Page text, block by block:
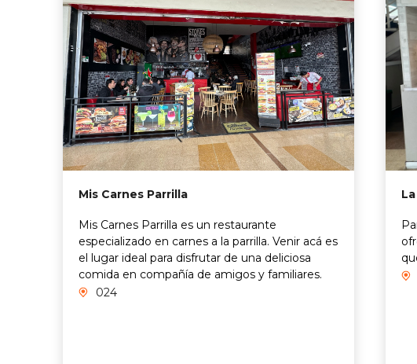
Mis Carnes Parrilla
Mis Carnes Parrilla es un restaurante
especializado en carnes a la parrilla. Venir acá es
el lugar ideal para disfrutar de una deliciosa
comida en compañía de amigos y familiares.
024